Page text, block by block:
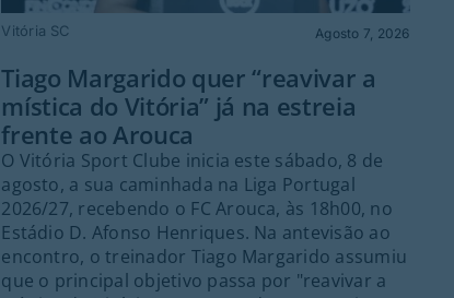
Vitória SC Agosto 7, 2026
Tiago Margarido quer “reavivar a
mística do Vitória” já na estreia
frente ao Arouca
O Vitória Sport Clube inicia este sábado, 8 de
agosto, a sua caminhada na Liga Portugal
2026/27, recebendo o FC Arouca, às 18h00, no
Estádio D. Afonso Henriques. Na antevisão ao
encontro, o treinador Tiago Margarido assumiu
que o principal objetivo passa por "reavivar a